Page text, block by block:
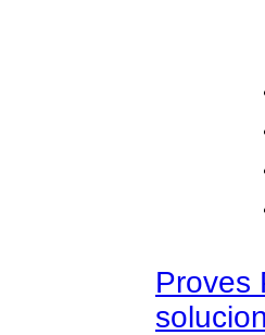
Proves